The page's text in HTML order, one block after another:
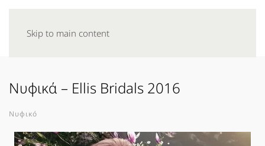
Skip to main content
Νυφικά – Ellis Bridals 2016
Νυφικό